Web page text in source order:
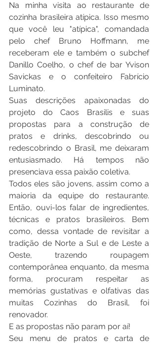
Na minha visita ao restaurante de
cozinha brasileira atípica. Isso mesmo
que você leu "atípica", comandada
pelo chef Bruno Hoffmann, me
receberam ele e também o subchef
Danillo Coelho, o chef de bar Yvison
Savickas e o confeiteiro Fabrício
Luminato.
Suas descrições apaixonadas do
projeto do Caos Brasilis e suas
propostas para a construção de
pratos e drinks, descobrindo ou
redescobrindo o Brasil, me deixaram
entusiasmado. Há tempos não
presenciava essa paixão coletiva.
Todos eles são jovens, assim como a
maioria da equipe do restaurante.
Então, ouvi-los falar de ingredientes,
técnicas e pratos brasileiros. Bem
como, dessa vontade de revisitar a
tradição de Norte a Sul e de Leste a
Oeste, trazendo roupagem
contemporânea enquanto, da mesma
forma, procuram respeitar as
memórias gustativas e olfativas das
muitas Cozinhas do Brasil, foi
renovador.
E as propostas não param por aí!
Seu menu de pratos e carta de